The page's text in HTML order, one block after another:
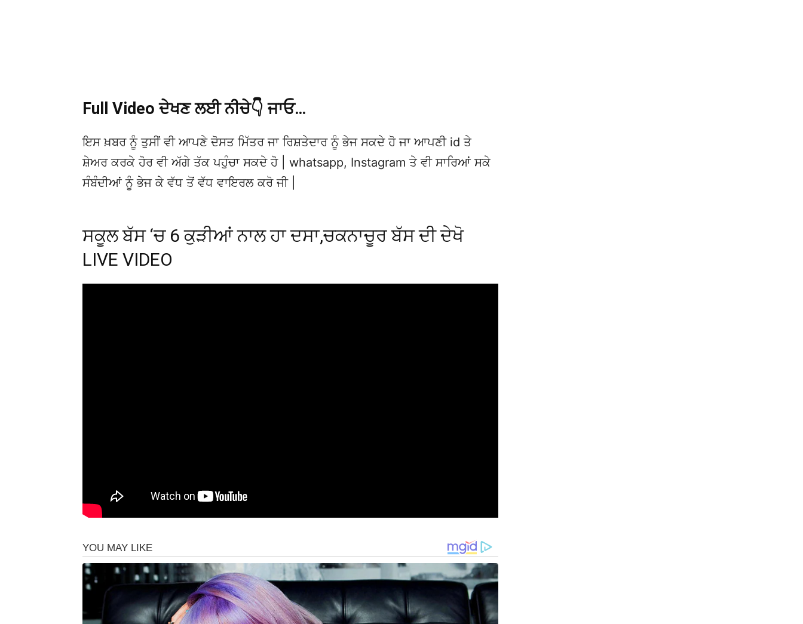
Full Video ਦੇਖਣ ਲਈ ਨੀਚੇ👇 ਜਾਓ…
ਇਸ ਖ਼ਬਰ ਨੂੰ ਤੁਸੀਂ ਵੀ ਆਪਣੇ ਦੋਸਤ ਮਿੱਤਰ ਜਾ ਰਿਸ਼ਤੇਦਾਰ ਨੂੰ ਭੇਜ ਸਕਦੇ ਹੋ ਜਾ ਆਪਣੀ id ਤੇ
ਸ਼ੇਅਰ ਕਰਕੇ ਹੋਰ ਵੀ ਅੱਗੇ ਤੱਕ ਪਹੁੰਚਾ ਸਕਦੇ ਹੋ | whatsapp, Instagram ਤੇ ਵੀ ਸਾਰਿਆਂ ਸਕੇ
ਸੰਬੰਦੀਆਂ ਨੂੰ ਭੇਜ ਕੇ ਵੱਧ ਤੋਂ ਵੱਧ ਵਾਇਰਲ ਕਰੋ ਜੀ |
ਸਕੂਲ ਬੱਸ ‘ਚ 6 ਕੁੜੀਆਂ ਨਾਲ ਹਾ ਦਸਾ,ਚਕਨਾਚੂਰ ਬੱਸ ਦੀ ਦੇਖੋ
LIVE VIDEO